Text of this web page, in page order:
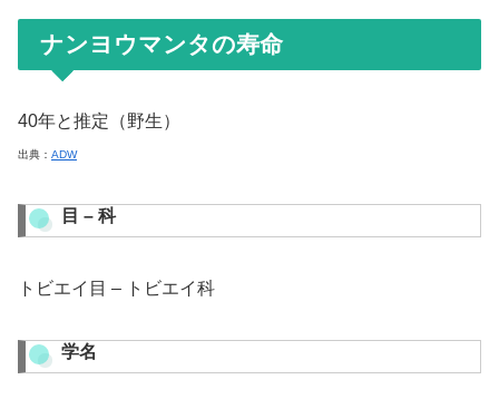
ナンヨウマンタの寿命
40年と推定（野生）
出典： ADW
目 – 科
トビエイ目 – トビエイ科
学名